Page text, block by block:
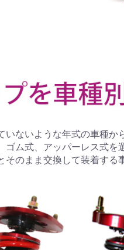
ないような年式の車種
ム式、アッパーレス式
のまま交換して装着する